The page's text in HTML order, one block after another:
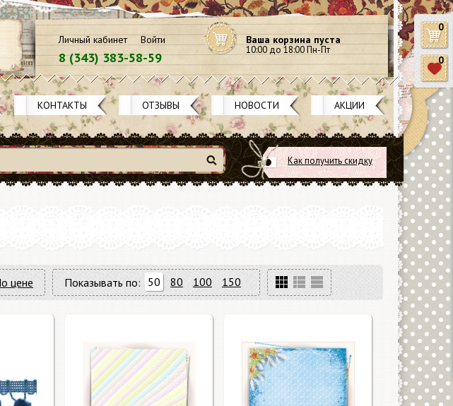
Ваша корзина пуста
10:00 до 18:00 Пн-Пт
Личный кабинет Войти
8 (343) 383-58-59
КОНТАКТЫ ОТЗЫВЫ НОВОСТИ АКЦИИ
Как получить скидку
Найти
цене Показывать по: 50 80 100 150
0
0